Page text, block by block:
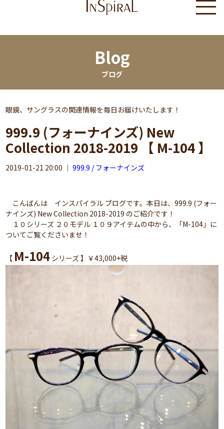
Blog
ブログ
眼鏡、サングラスの関連情報を毎日お届けいたします！
999.9 (フォーナインズ) New
Collection 2018-2019 【 M-104 】
2019-01-21 20:00 ｜999.9 / フォーナインズ
こんばんは インスパイラル ブログです。本日は、999.9 (フォー
ナインズ) New Collection 2018-2019 のご紹介です！
１０シリーズ ２０モデル １０９アイテムの中から、「M-104」に
ついてご覧くださいませ！
【 M-104 シリーズ 】￥43,000+税